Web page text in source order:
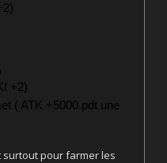
+2)
( ATK +5000 pdt une
pour farmer les